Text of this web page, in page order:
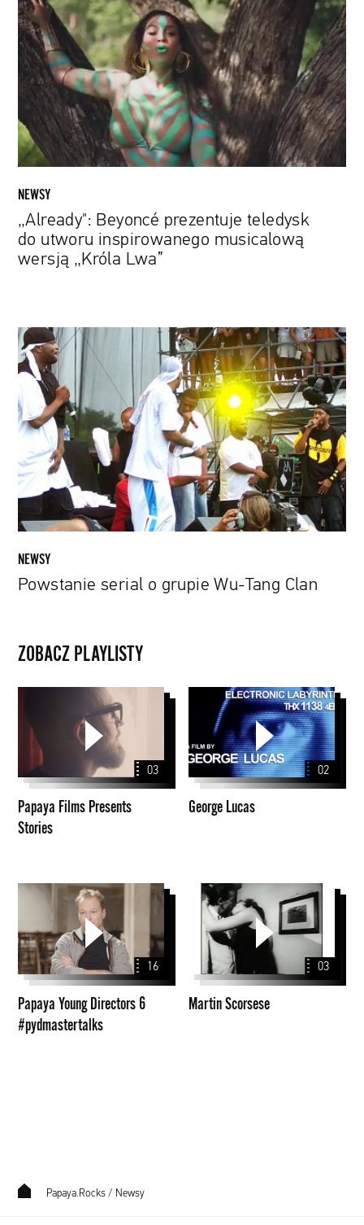
prezentuje
teledysk
do
utworu
inspirowanego
musicalową
wersją
„Króla
Lwa”
NEWSY
„Already": Beyoncé prezentuje teledysk
do utworu inspirowanego musicalową
wersją „Króla Lwa”
Powstanie
serial
o
grupie
Wu-
Tang
Clan
NEWSY
Powstanie serial o grupie Wu-Tang Clan
ZOBACZ PLAYLISTY
Presents
Stories
03
Papaya Films Presents
Stories
02
George Lucas
Papaya
Directors
6
#pydmastertalks
16
Papaya Young Directors 6
#pydmastertalks
Martin
Scorsese
03
Martin Scorsese
Papaya.Rocks / Newsy